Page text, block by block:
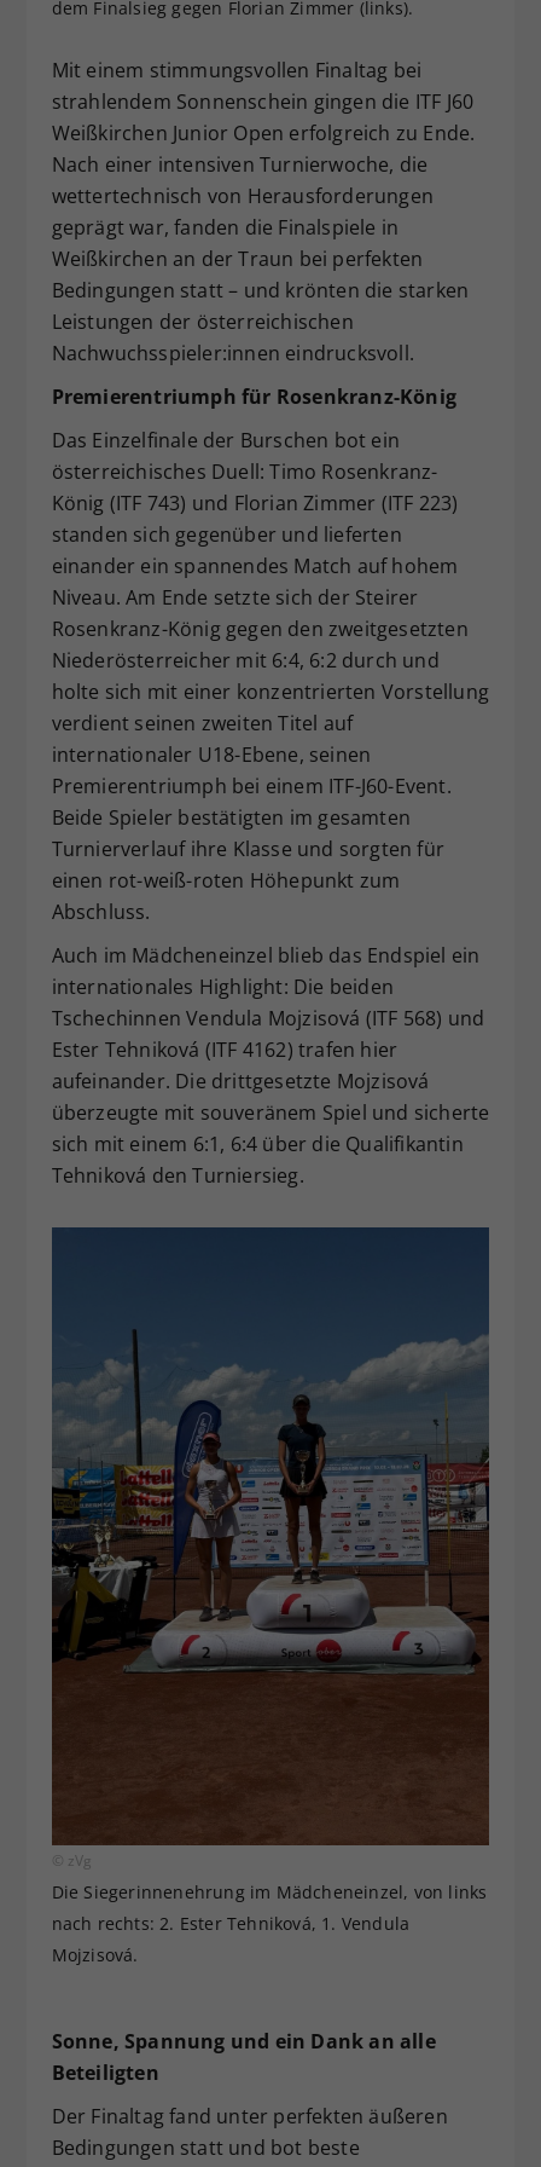
dem Finalsieg gegen Florian Zimmer (links).
Mit einem stimmungsvollen Finaltag bei
strahlendem Sonnenschein gingen die ITF J60
Weißkirchen Junior Open erfolgreich zu Ende.
Nach einer intensiven Turnierwoche, die
wettertechnisch von Herausforderungen
geprägt war, fanden die Finalspiele in
Weißkirchen an der Traun bei perfekten
Bedingungen statt – und krönten die starken
Leistungen der österreichischen
Nachwuchsspieler:innen eindrucksvoll.
Premierentriumph für Rosenkranz-König
Das Einzelfinale der Burschen bot ein
österreichisches Duell: Timo Rosenkranz-
König (ITF 743) und Florian Zimmer (ITF 223)
standen sich gegenüber und lieferten
einander ein spannendes Match auf hohem
Niveau. Am Ende setzte sich der Steirer
Rosenkranz-König gegen den zweitgesetzten
Niederösterreicher mit 6:4, 6:2 durch und
holte sich mit einer konzentrierten Vorstellung
verdient seinen zweiten Titel auf
internationaler U18-Ebene, seinen
Premierentriumph bei einem ITF-J60-Event.
Beide Spieler bestätigten im gesamten
Turnierverlauf ihre Klasse und sorgten für
einen rot-weiß-roten Höhepunkt zum
Abschluss.
Auch im Mädcheneinzel blieb das Endspiel ein
internationales Highlight: Die beiden
Tschechinnen Vendula Mojzisová (ITF 568) und
Ester Tehniková (ITF 4162) trafen hier
aufeinander. Die drittgesetzte Mojzisová
überzeugte mit souveränem Spiel und sicherte
sich mit einem 6:1, 6:4 über die Qualifikantin
Tehniková den Turniersieg.
© zVg
Die Siegerinnenehrung im Mädcheneinzel, von links
nach rechts: 2. Ester Tehniková, 1. Vendula
Mojzisová.
Sonne, Spannung und ein Dank an alle
Beteiligten
Der Finaltag fand unter perfekten äußeren
Bedingungen statt und bot beste
Zweck
zufällig generierte ID, für die
historische Speicherung Ihrer
vorgenommen Einstellungen, falls der
Webseiten-Betreiber dies eingestellt
hat.